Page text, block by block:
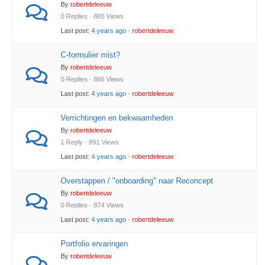
By robertdeleeuw
0 Replies · 865 Views
Last post: 4 years ago · robertdeleeuw
C-formulier mist?
By robertdeleeuw
0 Replies · 866 Views
Last post: 4 years ago · robertdeleeuw
Verrichtingen en bekwaamheden
By robertdeleeuw
1 Reply · 891 Views
Last post: 4 years ago · robertdeleeuw
Overstappen / "onboarding" naar Reconcept
By robertdeleeuw
0 Replies · 874 Views
Last post: 4 years ago · robertdeleeuw
Portfolio ervaringen
By robertdeleeuw